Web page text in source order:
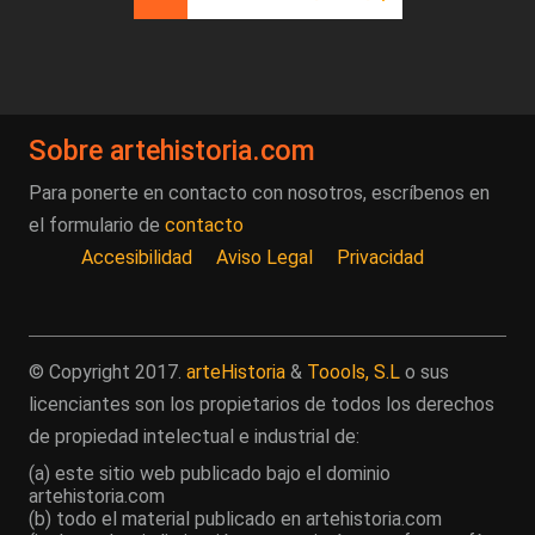
Sobre artehistoria.com
Para ponerte en contacto con nosotros, escríbenos en
el formulario de contacto
Accesibilidad
Aviso Legal Privacidad
© Copyright 2017. arteHistoria & Toools, S.L o sus
licenciantes son los propietarios de todos los derechos
de propiedad intelectual e industrial de:
(a) este sitio web publicado bajo el dominio
artehistoria.com
(b) todo el material publicado en artehistoria.com